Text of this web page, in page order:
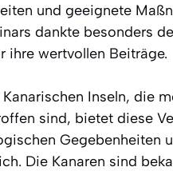
und geeignete
dankte besonders
ihre wertvollen Beiträge.
Inseln, die
sind, bietet diese
Gegebenheiten
Die Kanaren sind